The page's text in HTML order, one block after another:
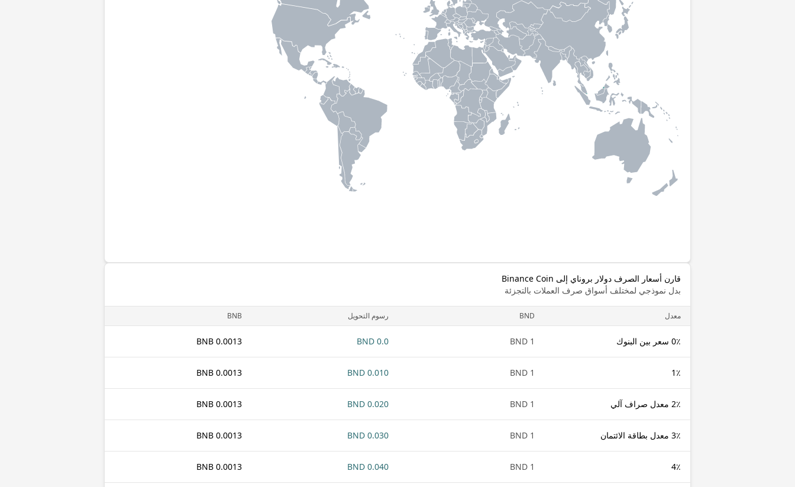
قارن أسعار الصرف دولار بروناي إلى Binance Coin
بدل نموذجي لمختلف أسواق صرف العملات بالتجزئة
معدل BND رسوم التحويل BNB
0٪ سعر بين البنوك 1 BND
0.0 BND
0.0013 BNB
1٪ 1 BND
0.010 BND
0.0013 BNB
2٪ معدل صراف آلي 1 BND
0.020 BND
0.0013 BNB
3٪ معدل بطاقة الائتمان 1 BND
0.030 BND
0.0013 BNB
4٪ 1 BND
0.040 BND
0.0013 BNB